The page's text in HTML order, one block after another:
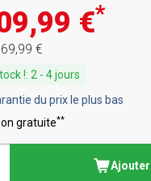
€*
€
!: 2 - 4jours
du prix le plus bas
gratuite**
Ajouter